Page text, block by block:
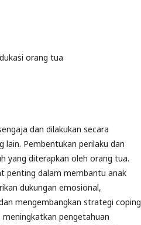
orang tua
dan dilakukan secara
lain. Pembentukan perilaku dan
yang diterapkan oleh orang tua.
penting dalam membantu anak
dukungan emosional,
mengembangkan strategi coping
pengetahuan